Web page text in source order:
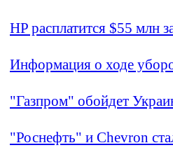
HP расплатится $55 млн
Информация о ходе
"Газпром" обойдет
"Роснефть" и Chevron